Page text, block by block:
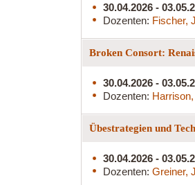
30.04.2026 -
Dozenten: Fischer,
Broken Consort:
30.04.2026 -
Dozenten:
Übestrategien und
30.04.2026 -
Dozenten: Greiner,